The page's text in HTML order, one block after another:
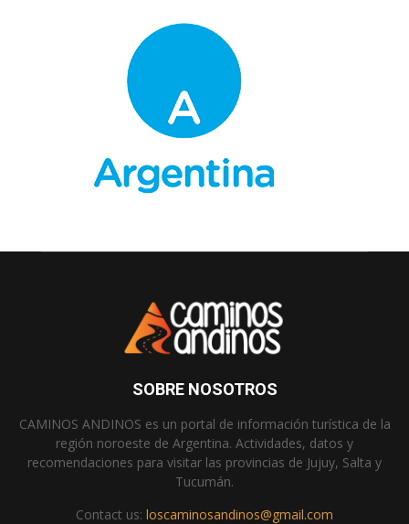
SOBRE NOSOTROS
CAMINOS ANDINOS es un portal de información turística de la
región noroeste de Argentina. Actividades, datos y
recomendaciones para visitar las provincias de Jujuy, Salta y
Tucumán.
Contact us: loscaminosandinos@gmail.com